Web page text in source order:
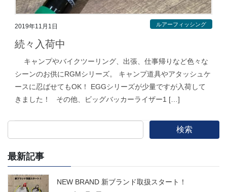
2019年11月1日 ルアーフィッシング
続々入荷中
キャンプやバイクツーリング、出張、仕事帰りなど色々な
シーンのお供にRGMシリーズ。 キャンプ道具やアタッシュケ
ースに忍ばせてもOK！ EGGシリーズが少量ですが入荷して
きました！ その他、ビッグバッカーライザー1 […]
検索
最新記事
NEW BRAND 新ブランド取扱スタート！